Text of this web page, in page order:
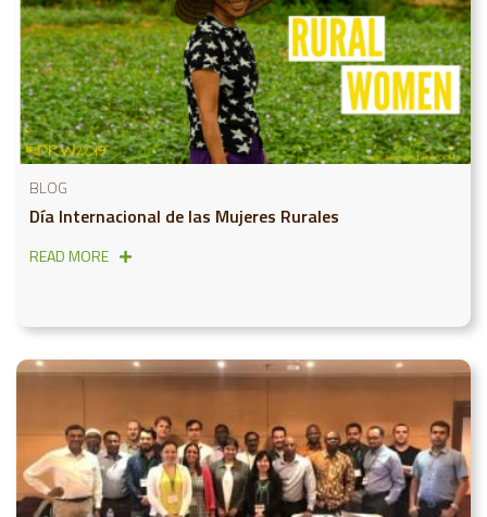
BLOG
Día Internacional de las Mujeres Rurales
READ MORE